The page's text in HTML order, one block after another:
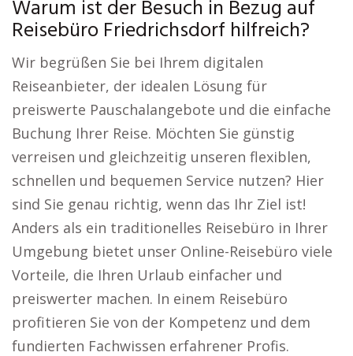
Warum ist der Besuch in Bezug auf
Reisebüro Friedrichsdorf hilfreich?
Wir begrüßen Sie bei Ihrem digitalen
Reiseanbieter, der idealen Lösung für
preiswerte Pauschalangebote und die einfache
Buchung Ihrer Reise. Möchten Sie günstig
verreisen und gleichzeitig unseren flexiblen,
schnellen und bequemen Service nutzen? Hier
sind Sie genau richtig, wenn das Ihr Ziel ist!
Anders als ein traditionelles Reisebüro in Ihrer
Umgebung bietet unser Online-Reisebüro viele
Vorteile, die Ihren Urlaub einfacher und
preiswerter machen. In einem Reisebüro
profitieren Sie von der Kompetenz und dem
fundierten Fachwissen erfahrener Profis.